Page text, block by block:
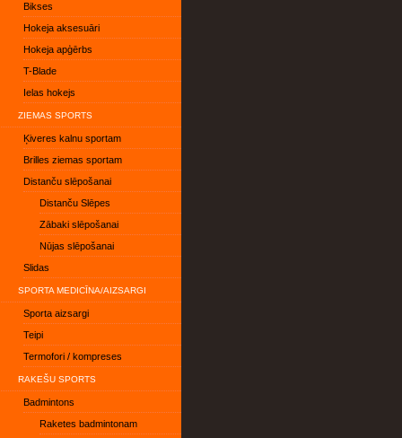
Bikses
Hokeja aksesuāri
Hokeja apģērbs
T-Blade
Ielas hokejs
ZIEMAS SPORTS
Ķiveres kalnu sportam
Brilles ziemas sportam
Distanču slēpošanai
Distanču Slēpes
Zābaki slēpošanai
Nūjas slēpošanai
Slidas
SPORTA MEDICĪNA/AIZSARGI
Sporta aizsargi
Teipi
Termofori / kompreses
RAKEŠU SPORTS
Badmintons
Raketes badmintonam